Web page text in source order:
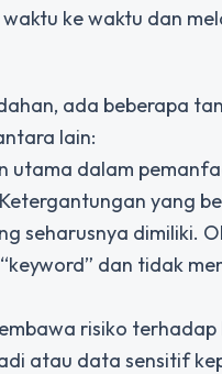
ke waktu dan
ada beberapa
lain:
utama dalam
yang
seharusnya dimiliki.
dan tidak
risiko
atau data sensitif